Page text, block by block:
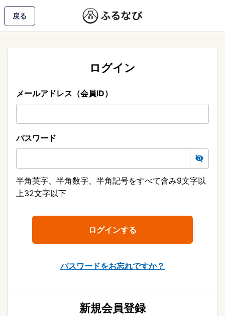
戻る
ログイン
メールアドレス（会員ID）
パスワード
半角英字、半角数字、半角記号をすべて含み9文字以
上32文字以下
パスワードをお忘れですか？
新規会員登録